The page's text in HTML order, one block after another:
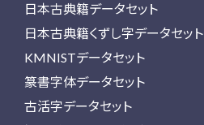
日本古典籍データセット
日本古典籍くずし字データセット
KMNISTデータセット
篆書字体データセット
古活字データセット